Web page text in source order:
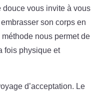
douce vous invite à vous
son corps en
nous permet de
fois physique et
d’acceptation. Le